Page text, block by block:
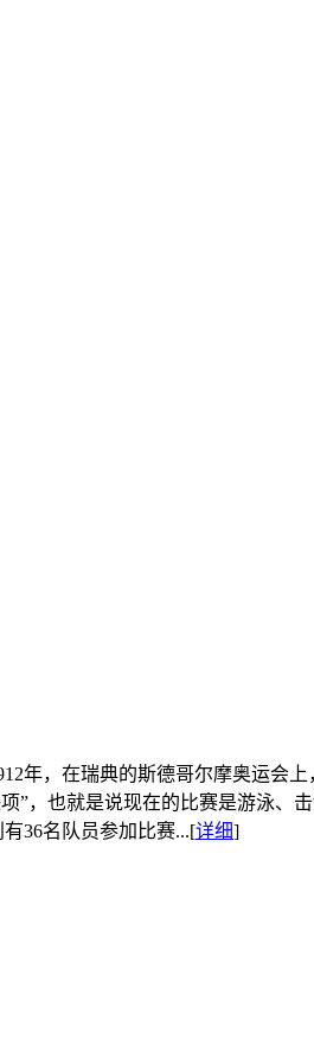
年，在瑞典的斯德哥尔摩奥运会
”，也就是说现在的比赛是游泳、
36名队员参加比赛...[详细]